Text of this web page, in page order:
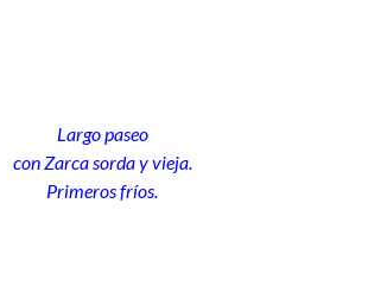
Largo paseo
con Zarca sorda y vieja.
Primeros fríos.